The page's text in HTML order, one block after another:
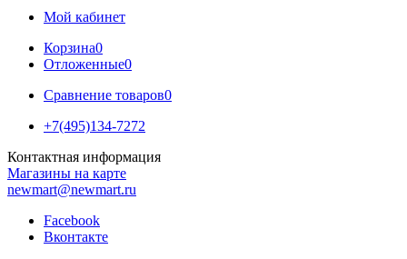
Мой кабинет
Корзина0
Отложенные0
Сравнение товаров0
+7(495)134-7272
Контактная информация
Магазины на карте
newmart@newmart.ru
Facebook
Вконтакте